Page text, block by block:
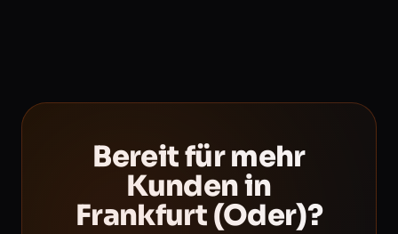
Bereit für mehr
Kunden in
Frankfurt (Oder)?